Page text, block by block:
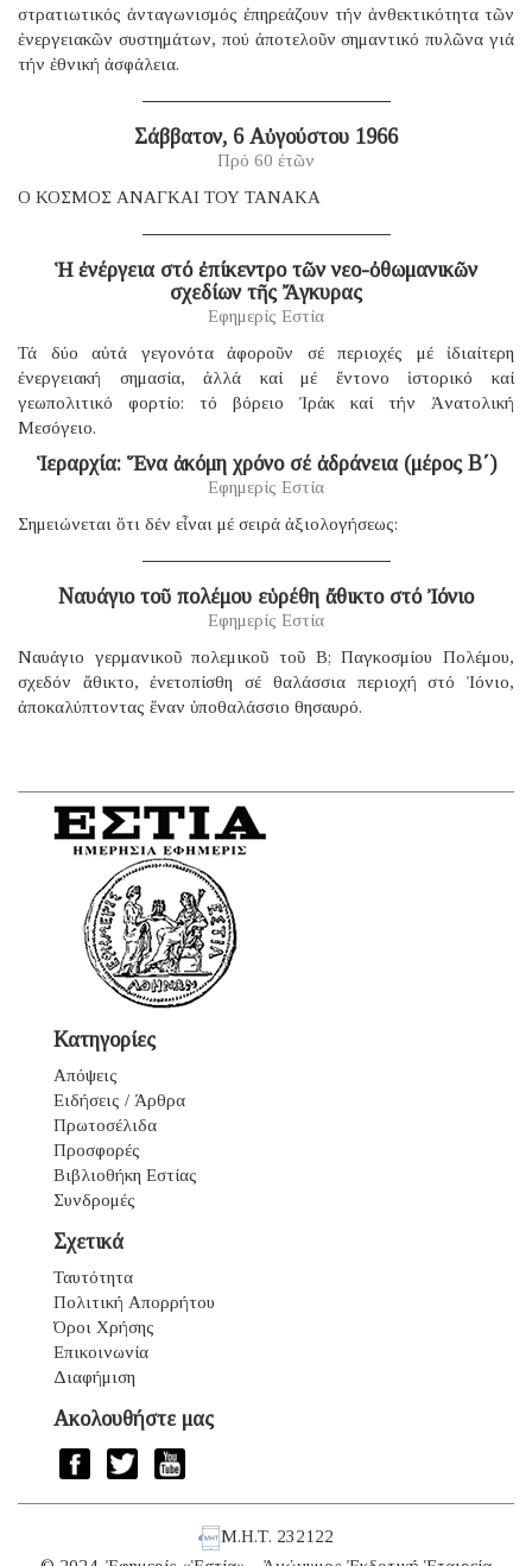
στρατιωτικός ἀνταγωνισμός ἐπηρεάζουν τήν ἀνθεκτικότητα τῶν
ἐνεργειακῶν συστημάτων, πού ἀποτελοῦν σημαντικό πυλῶνα γιά
τήν ἐθνική ἀσφάλεια.
Σάββατον, 6 Αὐγούστου 1966
Πρό 60 ἐτῶν
Ο ΚΟΣΜΟΣ ΑΝΑΓΚΑΙ ΤΟΥ ΤΑΝΑΚΑ
Ἡ ἐνέργεια στό ἐπίκεντρο τῶν νεο-ὀθωμανικῶν
σχεδίων τῆς Ἄγκυρας
Εφημερίς Εστία
Τά δύο αὐτά γεγονότα ἀφοροῦν σέ περιοχές μέ ἰδιαίτερη
ἐνεργειακή σημασία, ἀλλά καί μέ ἔντονο ἱστορικό καί
γεωπολιτικό φορτίο: τό βόρειο Ἰράκ καί τήν Ἀνατολική
Μεσόγειο.
Ἱεραρχία: Ἕνα ἀκόμη χρόνο σέ ἀδράνεια (μέρος B΄)
Εφημερίς Εστία
Σημειώνεται ὅτι δέν εἶναι μέ σειρά ἀξιολογήσεως:
Ναυάγιο τοῦ πολέμου εὑρέθη ἄθικτο στό Ἰόνιο
Εφημερίς Εστία
Ναυάγιο γερμανικοῦ πολεμικοῦ τοῦ B; Παγκοσμίου Πολέμου,
σχεδόν ἄθικτο, ἐνετοπίσθη σέ θαλάσσια περιοχή στό Ἰόνιο,
ἀποκαλύπτοντας ἕναν ὑποθαλάσσιο θησαυρό.
Κατηγορίες
Απόψεις
Ειδήσεις / Άρθρα
Πρωτοσέλιδα
Προσφορές
Βιβλιοθήκη Εστίας
Συνδρομές
Σχετικά
Ταυτότητα
Πολιτική Απορρήτου
Όροι Χρήσης
Επικοινωνία
Διαφήμιση
Ακολουθήστε μας
Μ.Η.Τ. 232122